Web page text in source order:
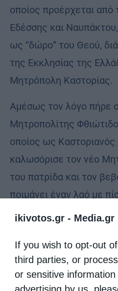
ikivotos.gr - Media.gr
If you wish to opt-out
third parties, or
or sensitive
advertising by us,
οποίος προέρχεται από
Εδέσσης και
ως “δώρο” του Θεού,
της Εκκλησίας της
Μητρόπολη Καστορίας.
Αμέσως τον λόγο πήρε
Μητροπολίτης
οποίος ως
καλωσόρισε τον νέο
του πατρίδα και τον
ποιμάνει έναν λαό με
Τέλος, ο Ιερός
προσέφερε στον νέο
ποιμαντορική ράβδο.
Πράγματι η σημερινή